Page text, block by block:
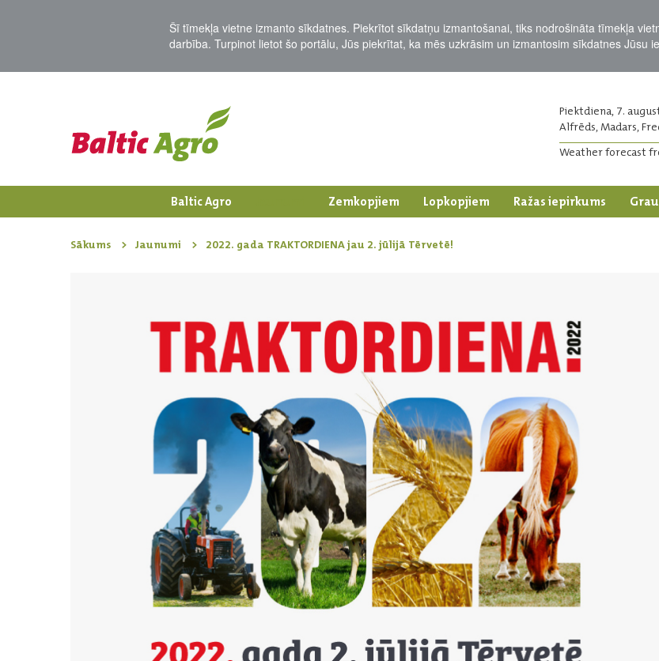
Šī tīmekļa vietne izmanto sīkdatnes. Piekrītot sīkdatņu izmantošanai, tiks nodrošināta tīmekļa
darbība. Turpinot lietot šo portālu, Jūs piekrītat, ka mēs uzkrāsim un izmantosim sīkdatnes Jūsu
Piektdiena, 7.
Alfrēds, Madars,
Weather forecast
Baltic Agro Zemkopjiem Lopkopjiem Ražas iepirkums
Sākums Jaunumi 2022. gada TRAKTORDIENA jau 2. jūlijā Tērvetē!